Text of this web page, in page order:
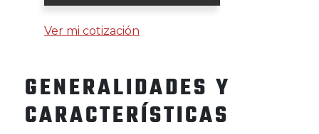
Ver mi cotización
GENERALIDADES Y
CARACTERÍSTICAS